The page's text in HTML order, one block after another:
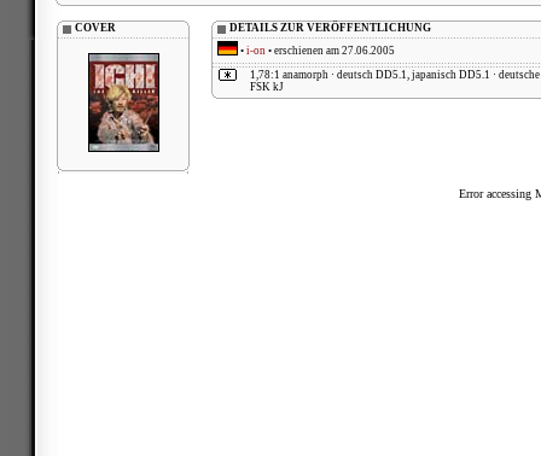
COVER
DETAILS ZUR VERÖFFENTLICHUNG
• i-on • erschienen am 27.06.2005
1,78:1 anamorph · deutsch DD5.1, japanisch DD5.1 ·
FSK kJ
Error accessing